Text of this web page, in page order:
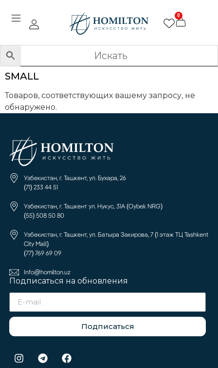
0
SMALL
Товаров, соответствующих вашему запросу, не
обнаружено.
Узбекистан, г. Ташкент, ул. Бухара, 26
(71) 233 44 51
Узбекистан, г. Ташкент ул. Нукус, 31А (Oybek NRG)
(55) 508 50 80
Узбекистан, г. Ташкент, ул. Батыра Закирова, 7 (1 этаж ТЦ Tashkent
City Mall)
(77) 769 69 09
Info@homilton.uz
Подписаться на обновления
Подписаться